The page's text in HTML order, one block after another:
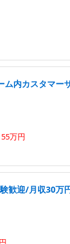
ム内カスタマー
万円
歓迎/月収30万